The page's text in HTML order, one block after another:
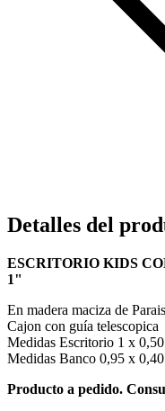
Detalles del
ESCRITORIO KIDS
1"
En madera maciza de
Cajon con guía telescopica
Medidas Escritorio 1 x
Medidas Banco 0,95 x
Producto a pedido.